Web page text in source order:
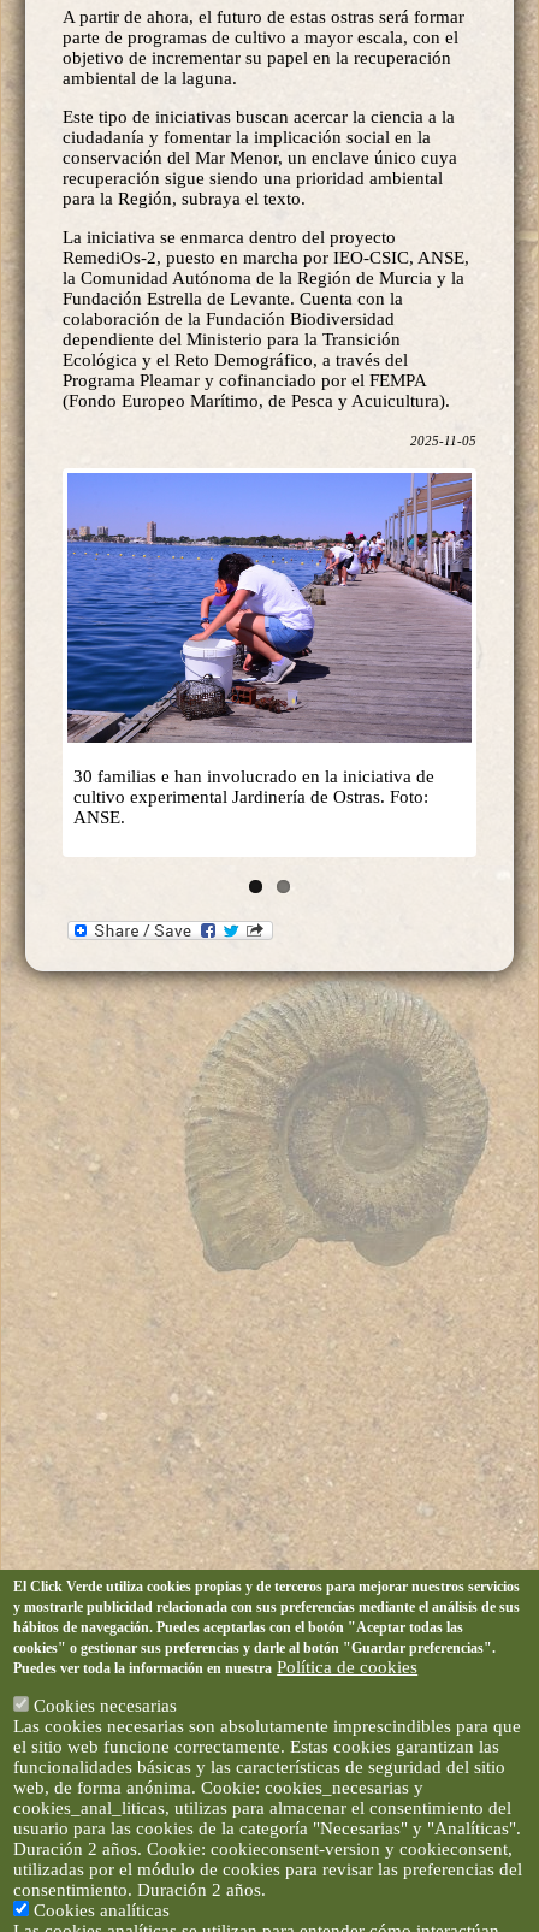
A partir de ahora, el futuro de estas ostras será formar
parte de programas de cultivo a mayor escala, con el
objetivo de incrementar su papel en la recuperación
ambiental de la laguna.
Este tipo de iniciativas buscan acercar la ciencia a la
ciudadanía y fomentar la implicación social en la
conservación del Mar Menor, un enclave único cuya
recuperación sigue siendo una prioridad ambiental
para la Región, subraya el texto.
La iniciativa se enmarca dentro del proyecto
RemediOs-2, puesto en marcha por IEO-CSIC, ANSE,
la Comunidad Autónoma de la Región de Murcia y la
Fundación Estrella de Levante. Cuenta con la
colaboración de la Fundación Biodiversidad
dependiente del Ministerio para la Transición
Ecológica y el Reto Demográfico, a través del
Programa Pleamar y cofinanciado por el FEMPA
(Fondo Europeo Marítimo, de Pesca y Acuicultura).
2025-11-05
30 familias e han involucrado en la iniciativa de
cultivo experimental Jardinería de Ostras. Foto:
ANSE.
El Click Verde utiliza cookies propias y de terceros para mejorar nuestros servicios
y mostrarle publicidad relacionada con sus preferencias mediante el análisis de sus
hábitos de navegación. Puedes aceptarlas con el botón "Aceptar todas las
cookies" o gestionar sus preferencias y darle al botón "Guardar preferencias".
Puedes ver toda la información en nuestra Política de cookies
Cookies necesarias
Las cookies necesarias son absolutamente imprescindibles para que
el sitio web funcione correctamente. Estas cookies garantizan las
funcionalidades básicas y las características de seguridad del sitio
web, de forma anónima. Cookie: cookies_necesarias y
cookies_anal_liticas, utilizas para almacenar el consentimiento del
usuario para las cookies de la categoría "Necesarias" y "Analíticas".
Duración 2 años. Cookie: cookieconsent-version y cookieconsent,
utilizadas por el módulo de cookies para revisar las preferencias del
consentimiento. Duración 2 años.
Cookies analíticas